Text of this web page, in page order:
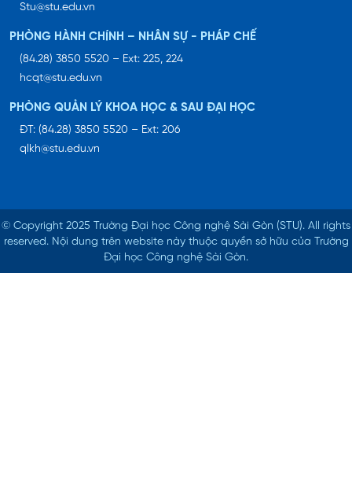
Stu@stu.edu.vn
PHÒNG HÀNH CHÍNH – NHÂN SỰ - PHÁP CHẾ
(84.28) 3850 5520 – Ext: 225, 224
hcqt@stu.edu.vn
PHÒNG QUẢN LÝ KHOA HỌC & SAU ĐẠI HỌC
ĐT: (84.28) 3850 5520 – Ext: 206
qlkh@stu.edu.vn
© Copyright 2025 Trường Đại học Công nghệ Sài Gòn (STU). All rights
reserved. Nội dung trên website này thuộc quyền sở hữu của Trường
Đại học Công nghệ Sài Gòn.